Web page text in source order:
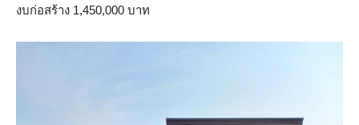
งบก่อสร้าง 1,450,000 บาท